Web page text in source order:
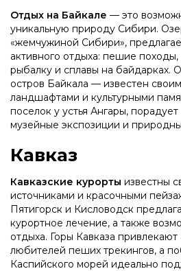
Отдых на Байкале — это
уникальную природу Сибири.
«жемчужиной Сибири»,
активного отдыха: пешие
рыбалку и сплавы на байдарках.
остров Байкала — известен
ландшафтами и культурными
поселок у устья Ангары,
музейные экспозиции и
Кавказ
Кавказские курорты известны
источниками и красочными
Пятигорск и Кисловодск
курортное лечение, а также
отдыха. Горы Кавказа привлекают
любителей пеших трекингов, а
Каспийского морей идеально